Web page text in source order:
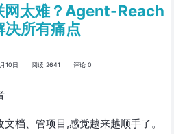
网太难？Agent-Reach
决所有痛点
10日 阅读 2641 评论 0
档、管项目,感觉越来越顺手了。